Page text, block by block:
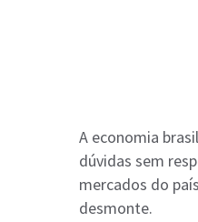
A economia
dúvidas sem
mercados do
desmonte.